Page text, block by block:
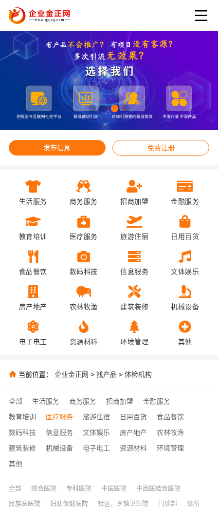
发布信息 免费注册
生活服务 商务服务 招商加盟 金融服务
教育培训 医疗服务 旅游住宿 日用百货
食品餐饮 数码科技 信息服务 文体娱乐
房产地产 农林牧渔 建筑装修 机械设备
电子电工 资源材料 环境管理 其他
当前位置： 企业金正网 > 找产品 > 体检机构
全部 生活服务 商务服务 招商加盟
金融服务
教育培训
医疗服务 旅游住宿 日用百货
食品餐饮
数码科技
信息服务 文体娱乐 房产地产
农林牧渔
建筑装修
机械设备 电子电工 资源材料
环境管理
其他
全部 综合医院 专科医院 中医医院 中西医结合医院
民族医医院 妇幼保健医院 社区、乡镇卫生院 门诊部 诊所